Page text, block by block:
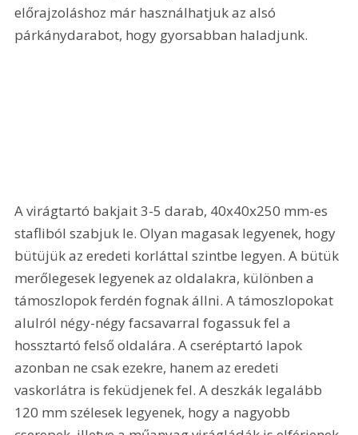
előrajzoláshoz már használhatjuk az alsó
párkánydarabot, hogy gyorsabban haladjunk.
A virágtartó bakjait 3-5 darab, 40x40x250 mm-es
stafliból szabjuk le. Olyan magasak legyenek, hogy
bütüjük az eredeti korláttal szintbe legyen. A bütük
merőlegesek legyenek az oldalakra, különben a
támoszlopok ferdén fognak állni. A támoszlopokat
alulról négy-négy facsavarral fogassuk fel a
hossztartó felső oldalára. A cseréptartó lapok
azonban ne csak ezekre, hanem az eredeti
vaskorlátra is feküdjenek fel. A deszkák legalább
120 mm szélesek legyenek, hogy a nagyobb